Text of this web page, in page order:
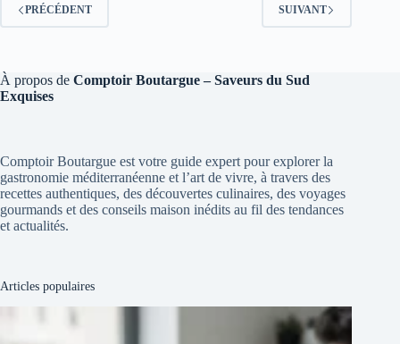
PRÉCÉDENT SUIVANT
À propos de Comptoir Boutargue – Saveurs du Sud
Exquises
Comptoir Boutargue est votre guide expert pour explorer la
gastronomie méditerranéenne et l’art de vivre, à travers des
recettes authentiques, des découvertes culinaires, des voyages
gourmands et des conseils maison inédits au fil des tendances
et actualités.
Articles populaires